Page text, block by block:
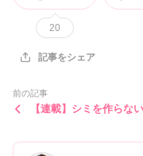
20
記事をシェア
前の記事
【連載】シミを作らない